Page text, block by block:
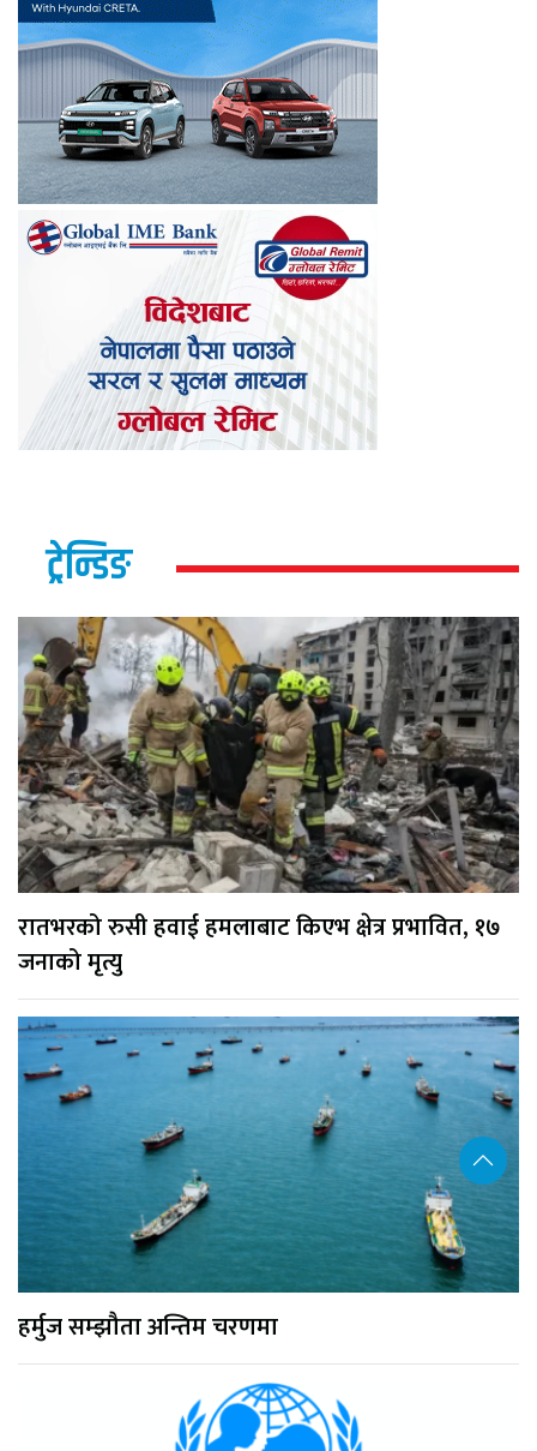
ट्रेन्डिङ
रातभरको रुसी हवाई हमलाबाट किएभ क्षेत्र प्रभावित, १७
जनाको मृत्यु
हर्मुज सम्झौता अन्तिम चरणमा